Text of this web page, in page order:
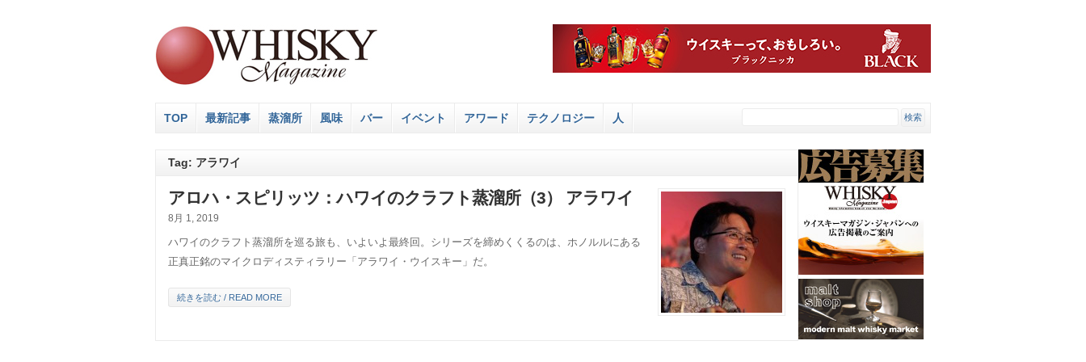
TOP 最新記事 蒸溜所 風味 バー イベント アワード テクノロジー 人
Tag: アラワイ
アロハ・スピリッツ：ハワイのクラフト蒸溜所（3） アラワイ
8月 1, 2019
ハワイのクラフト蒸溜所を巡る旅も、いよいよ最終回。シリーズを締めくくるのは、ホノルルにある
正真正銘のマイクロディスティラリー「アラワイ・ウイスキー」だ。
続きを読む / READ MORE